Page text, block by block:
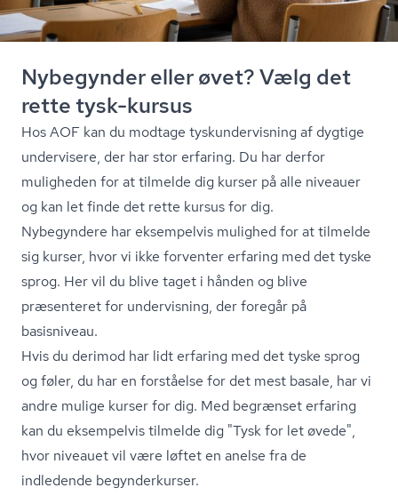
Nybegynder eller øvet? Vælg det
rette tysk-kursus
Hos AOF kan du modtage tyskun­der­vis­ning af dygtige
undervisere, der har stor erfaring. Du har derfor
muligheden for at tilmelde dig kurser på alle niveauer
og kan let finde det rette kursus for dig.
Nybegyndere har eksempelvis mulighed for at tilmelde
sig kurser, hvor vi ikke forventer erfaring med det tyske
sprog. Her vil du blive taget i hånden og blive
præsenteret for undervisning, der foregår på
basisniveau.
Hvis du derimod har lidt erfaring med det tyske sprog
og føler, du har en forståelse for det mest basale, har vi
andre mulige kurser for dig. Med begrænset erfaring
kan du eksempelvis tilmelde dig "Tysk for let øvede",
hvor niveauet vil være løftet en anelse fra de
indledende begynderkurser.